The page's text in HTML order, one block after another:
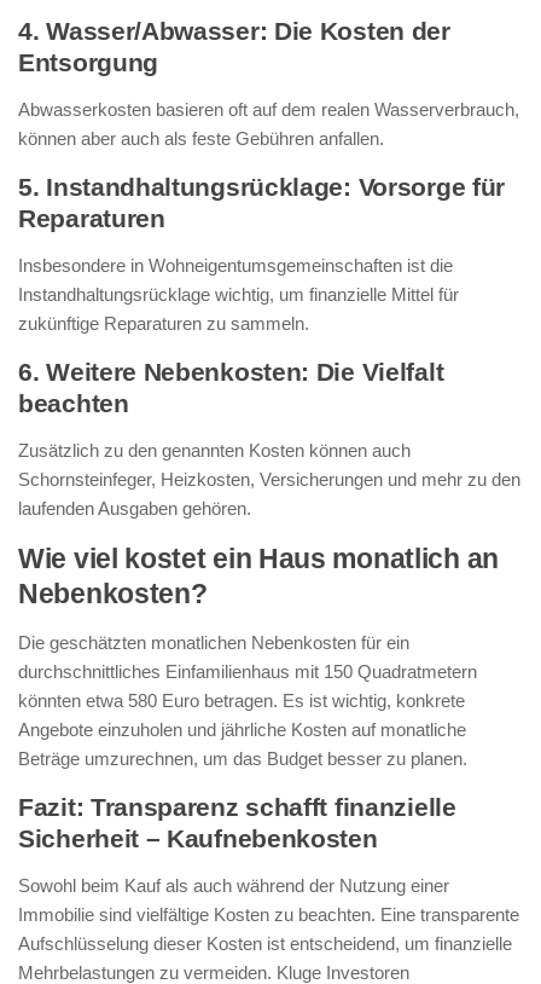
4. Wasser/Abwasser: Die Kosten der
Entsorgung
Abwasserkosten basieren oft auf dem realen Wasserverbrauch,
können aber auch als feste Gebühren anfallen.
5. Instandhaltungsrücklage: Vorsorge für
Reparaturen
Insbesondere in Wohneigentumsgemeinschaften ist die
Instandhaltungsrücklage wichtig, um finanzielle Mittel für
zukünftige Reparaturen zu sammeln.
6. Weitere Nebenkosten: Die Vielfalt
beachten
Zusätzlich zu den genannten Kosten können auch
Schornsteinfeger, Heizkosten, Versicherungen und mehr zu den
laufenden Ausgaben gehören.
Wie viel kostet ein Haus monatlich an
Nebenkosten?
Die geschätzten monatlichen Nebenkosten für ein
durchschnittliches Einfamilienhaus mit 150 Quadratmetern
könnten etwa 580 Euro betragen. Es ist wichtig, konkrete
Angebote einzuholen und jährliche Kosten auf monatliche
Beträge umzurechnen, um das Budget besser zu planen.
Fazit: Transparenz schafft finanzielle
Sicherheit – Kaufnebenkosten
Sowohl beim Kauf als auch während der Nutzung einer
Immobilie sind vielfältige Kosten zu beachten. Eine transparente
Aufschlüsselung dieser Kosten ist entscheidend, um finanzielle
Mehrbelastungen zu vermeiden. Kluge Investoren